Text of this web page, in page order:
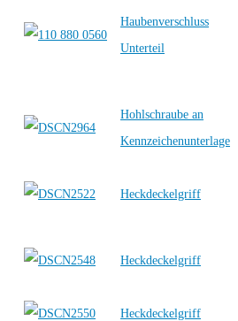
Haubenverschluss
Unterteil
Hohlschraube an
Kennzeichenunterlage
Heckdeckelgriff
Heckdeckelgriff
Heckdeckelgriff